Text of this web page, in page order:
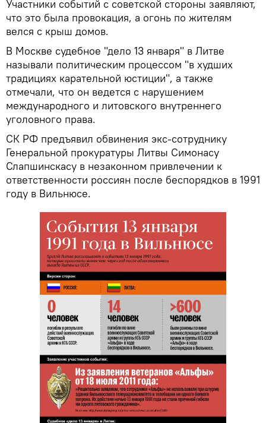
Участники событий с советской стороны заявляют,
что это была провокация, а огонь по жителям
велся с крыш домов.
В Москве судебное "дело 13 января" в Литве
называли политическим процессом "в худших
традициях карательной юстиции", а также
отмечали, что он ведется с нарушением
международного и литовского внутреннего
уголовного права.
СК РФ предъявил обвинения экс-сотруднику
Генеральной прокуратуры Литвы Симонасу
Слапшинскасу в незаконном привлечении к
ответственности россиян после беспорядков в 1991
году в Вильнюсе.